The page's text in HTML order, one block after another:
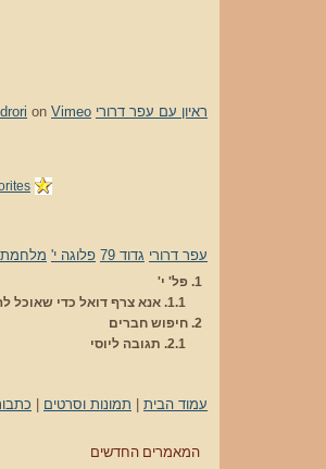
ראיון עם עפר דרורי on Vimeo
עפר דרורי גדוד 79 פלוגה י' מלחמת
1. פל' י'
1.1. אנא צרף דואל כדי שאוכל
2. חיפוש חברים
2.1. תגובה ליוסי
עמוד הבית תמונות וסרטים
המאמרים החדשים